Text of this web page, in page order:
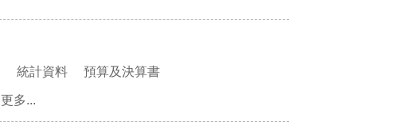
統計資料 預算及決算書
更多...